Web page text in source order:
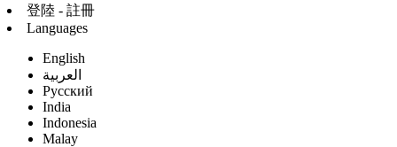
登陸 - 註冊
Languages
English
العربية
Русский
India
Indonesia
Malay